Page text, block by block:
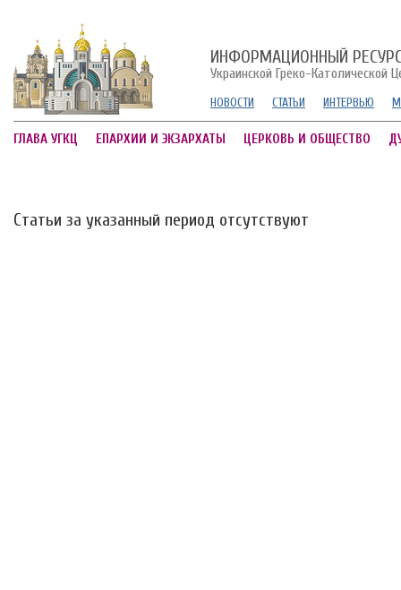
ИНФОРМАЦИОННЫЙ
Украинской Греко-Католической
НОВОСТИ СТАТЬИ ИНТЕРВЬЮ
ГЛАВА УГКЦ ЕПАРХИИ И ЭКЗАРХАТЫ ЦЕРКОВЬ И ОБЩЕСТВО
Статьи за указанный период отсутствуют